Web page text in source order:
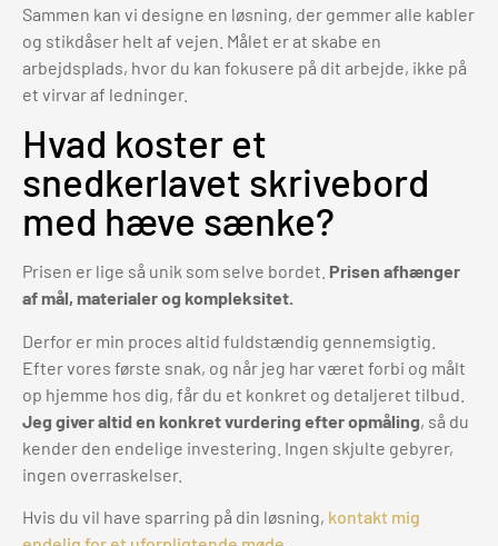
Sammen kan vi designe en løsning, der gemmer alle kabler
og stikdåser helt af vejen. Målet er at skabe en
arbejdsplads, hvor du kan fokusere på dit arbejde, ikke på
et virvar af ledninger.
Hvad koster et
snedkerlavet skrivebord
med hæve sænke?
Prisen er lige så unik som selve bordet. Prisen afhænger
af mål, materialer og kompleksitet.
Derfor er min proces altid fuldstændig gennemsigtig.
Efter vores første snak, og når jeg har været forbi og målt
op hjemme hos dig, får du et konkret og detaljeret tilbud.
Jeg giver altid en konkret vurdering efter opmåling, så du
kender den endelige investering. Ingen skjulte gebyrer,
ingen overraskelser.
Hvis du vil have sparring på din løsning, kontakt mig